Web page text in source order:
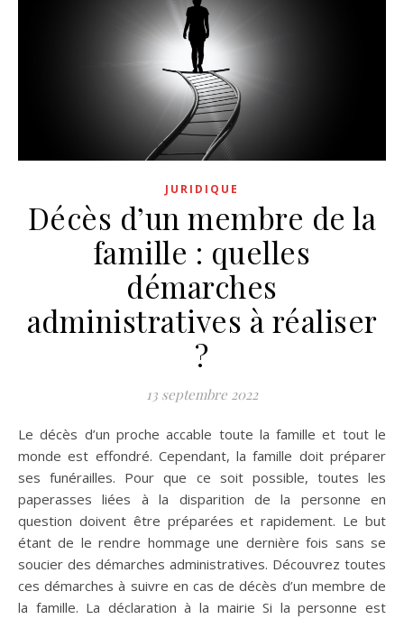
JURIDIQUE
Décès d’un membre de la
famille : quelles
démarches
administratives à réaliser
?
13 septembre 2022
Le décès d’un proche accable toute la famille et tout le
monde est effondré. Cependant, la famille doit préparer
ses funérailles. Pour que ce soit possible, toutes les
paperasses liées à la disparition de la personne en
question doivent être préparées et rapidement. Le but
étant de le rendre hommage une dernière fois sans se
soucier des démarches administratives. Découvrez toutes
ces démarches à suivre en cas de décès d’un membre de
la famille. La déclaration à la mairie Si la personne est